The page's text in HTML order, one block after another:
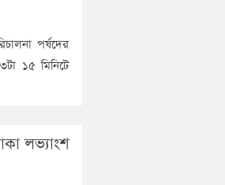
পর্ষদের
১৫ মিনিটে
লভ্যাংশ